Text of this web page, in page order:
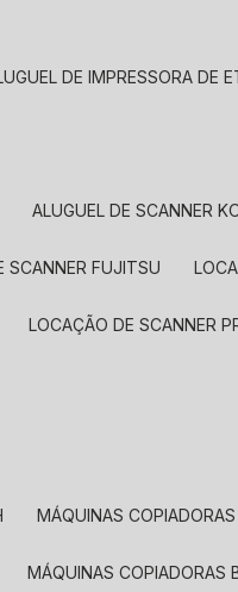
DE IMPRESSORA DE
ALUGUEL DE SCANNER
SCANNER FUJITSU
LOCAÇÃO DE SCANNER
MÁQUINAS
MÁQUINAS COPIADORAS